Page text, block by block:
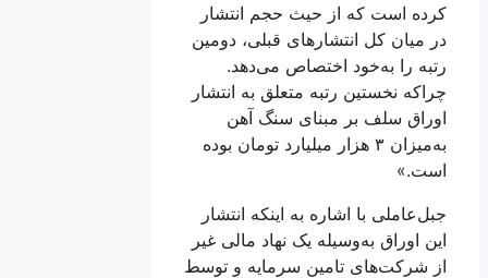
کرده است که از حیث حجم انتشار
در میان کل انتشارهای قبلی، دومین
رتبه را به‌خود اختصاص می‌دهد.
چراکه نخستین رتبه متعلق به انتشار
اوراق سلف بر مبنای سنگ آهن
به‌میزان ۳ هزار میلیارد تومان بوده
است.»
جبل‌عاملی با اشاره به اینکه انتشار
این اوراق به‌وسیله یک نهاد مالی غیر
از شرکت‌های تامین سرمایه و توسط